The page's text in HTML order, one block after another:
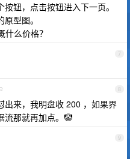
钮，点击按钮进入下一页。
型图。
什么价格？
7
8
出来，我明盘收 200 ，如果界
流那就再加点。🤡
9